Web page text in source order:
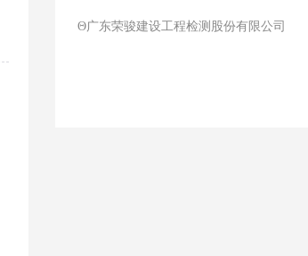
Θ广东荣骏建设工程检测股份有限公司